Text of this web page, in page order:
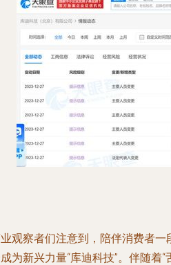
观察者们注意到，陪伴消费者一
为新兴力量“库迪科技”。伴随着